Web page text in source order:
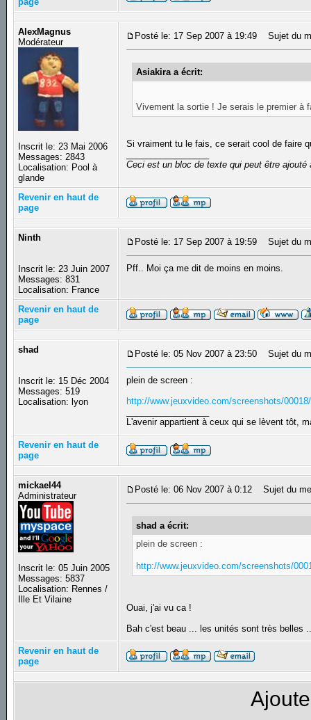
AlexMagnus
Modérateur
Inscrit le: 23 Mai 2006
Messages: 2843
Localisation: Pool à
glande
Posté le: 17 Sep 2007 à 19:49 Sujet du
Asiakira a écrit:
Vivement la sortie ! Je serais le premier à
Si vraiment tu le fais, ce serait cool de faire
Ceci est un bloc de texte qui peut être
Revenir en haut de
page
Ninth
Inscrit le: 23 Juin 2007
Messages: 831
Localisation: France
Posté le: 17 Sep 2007 à 19:59 Sujet du
Pff.. Moi ça me dit de moins en moins.
Revenir en haut de
page
shad
Inscrit le: 15 Déc 2004
Messages: 519
Localisation: lyon
Posté le: 05 Nov 2007 à 23:50 Sujet du
plein de screen :
http://www.jeuxvideo.com/screenshots/
L'avenir appartient à ceux qui se lèvent tôt,
Revenir en haut de
page
mickael44
Administrateur
Inscrit le: 05 Juin 2005
Messages: 5837
Localisation: Rennes /
Ille Et Vilaine
Posté le: 06 Nov 2007 à 0:12 Sujet du
shad a écrit:
plein de screen :
http://www.jeuxvideo.com/screenshots/
Ouai, j'ai vu ca !
Bah c'est beau ... les unités sont très belles
Revenir en haut de
page